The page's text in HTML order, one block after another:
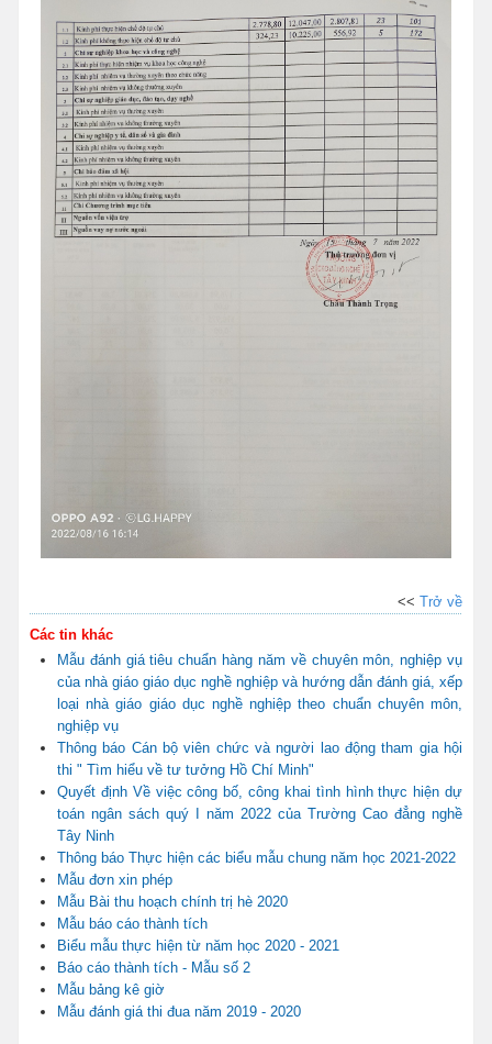
<< Trở về
Các tin khác
Mẫu đánh giá tiêu chuẩn hàng năm về chuyên môn, nghiệp vụ
của nhà giáo giáo dục nghề nghiệp và hướng dẫn đánh giá, xếp
loại nhà giáo giáo dục nghề nghiệp theo chuẩn chuyên môn,
nghiệp vụ
Thông báo Cán bộ viên chức và người lao động tham gia hội
thi " Tìm hiểu về tư tưởng Hồ Chí Minh"
Quyết định Về việc công bố, công khai tình hình thực hiện dự
toán ngân sách quý I năm 2022 của Trường Cao đẳng nghề
Tây Ninh
Thông báo Thực hiện các biểu mẫu chung năm học 2021-2022
Mẫu đơn xin phép
Mẫu Bài thu hoạch chính trị hè 2020
Mẫu báo cáo thành tích
Biểu mẫu thực hiện từ năm học 2020 - 2021
Báo cáo thành tích - Mẫu số 2
Mẫu bảng kê giờ
Mẫu đánh giá thi đua năm 2019 - 2020